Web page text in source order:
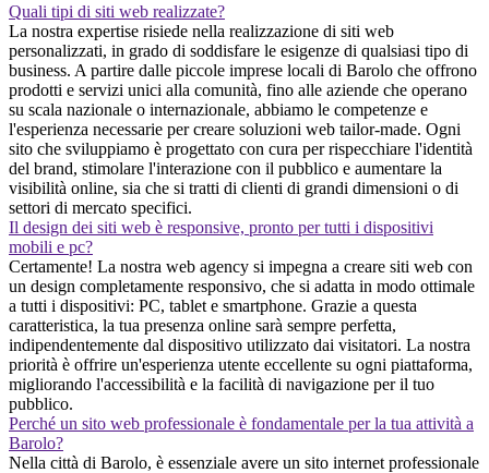
Quali tipi di siti web realizzate?
La nostra expertise risiede nella realizzazione di siti web
personalizzati, in grado di soddisfare le esigenze di qualsiasi tipo di
business. A partire dalle piccole imprese locali di Barolo che offrono
prodotti e servizi unici alla comunità, fino alle aziende che operano
su scala nazionale o internazionale, abbiamo le competenze e
l'esperienza necessarie per creare soluzioni web tailor-made. Ogni
sito che sviluppiamo è progettato con cura per rispecchiare l'identità
del brand, stimolare l'interazione con il pubblico e aumentare la
visibilità online, sia che si tratti di clienti di grandi dimensioni o di
settori di mercato specifici.
Il design dei siti web è responsive, pronto per tutti i dispositivi
mobili e pc?
Certamente! La nostra web agency si impegna a creare siti web con
un design completamente responsivo, che si adatta in modo ottimale
a tutti i dispositivi: PC, tablet e smartphone. Grazie a questa
caratteristica, la tua presenza online sarà sempre perfetta,
indipendentemente dal dispositivo utilizzato dai visitatori. La nostra
priorità è offrire un'esperienza utente eccellente su ogni piattaforma,
migliorando l'accessibilità e la facilità di navigazione per il tuo
pubblico.
Perché un sito web professionale è fondamentale per la tua attività a
Barolo?
Nella città di Barolo, è essenziale avere un sito internet professionale